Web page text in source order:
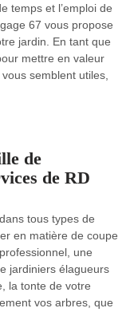
temps et l’emploi de
67 vous propose
jardin. En tant que
mettre en valeur
semblent utiles,
de
de RD
tous types de
en matière de coupe
une
jardiniers élagueurs
la tonte de votre
vos arbres, que